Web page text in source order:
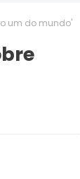
um do mundo'